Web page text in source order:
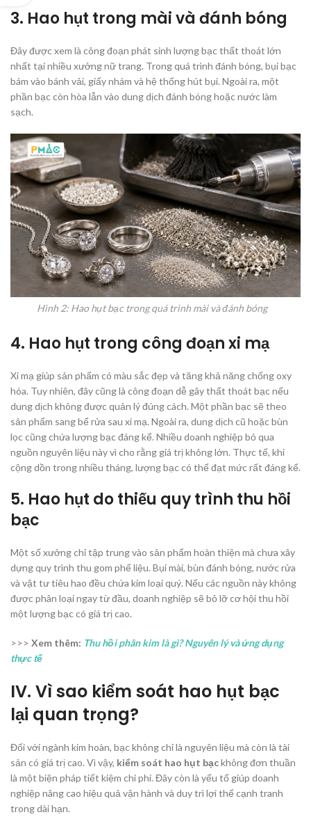
3. Hao hụt trong mài và đánh bóng
Đây được xem là công đoạn phát sinh lượng bạc thất thoát lớn
nhất tại nhiều xưởng nữ trang. Trong quá trình đánh bóng, bụi bạc
bám vào bánh vải, giấy nhám và hệ thống hút bụi. Ngoài ra, một
phần bạc còn hòa lẫn vào dung dịch đánh bóng hoặc nước làm
sạch.
Hình 2: Hao hụt bạc trong quá trình mài và đánh bóng
4. Hao hụt trong công đoạn xi mạ
Xi mạ giúp sản phẩm có màu sắc đẹp và tăng khả năng chống oxy
hóa. Tuy nhiên, đây cũng là công đoạn dễ gây thất thoát bạc nếu
dung dịch không được quản lý đúng cách. Một phần bạc sẽ theo
sản phẩm sang bể rửa sau xi mạ. Ngoài ra, dung dịch cũ hoặc bùn
lọc cũng chứa lượng bạc đáng kể. Nhiều doanh nghiệp bỏ qua
nguồn nguyên liệu này vì cho rằng giá trị không lớn. Thực tế, khi
cộng dồn trong nhiều tháng, lượng bạc có thể đạt mức rất đáng kể.
5. Hao hụt do thiếu quy trình thu hồi
bạc
Một số xưởng chỉ tập trung vào sản phẩm hoàn thiện mà chưa xây
dựng quy trình thu gom phế liệu. Bụi mài, bùn đánh bóng, nước rửa
và vật tư tiêu hao đều chứa kim loại quý. Nếu các nguồn này không
được phân loại ngay từ đầu, doanh nghiệp sẽ bỏ lỡ cơ hội thu hồi
một lượng bạc có giá trị cao.
>>> Xem thêm: Thu hồi phân kim là gì? Nguyên lý và ứng dụng
thực tế
IV. Vì sao kiểm soát hao hụt bạc
lại quan trọng?
Đối với ngành kim hoàn, bạc không chỉ là nguyên liệu mà còn là tài
sản có giá trị cao. Vì vậy, kiểm soát hao hụt bạckhông đơn thuần
là một biện pháp tiết kiệm chi phí. Đây còn là yếu tố giúp doanh
nghiệp nâng cao hiệu quả vận hành và duy trì lợi thế cạnh tranh
trong dài hạn.